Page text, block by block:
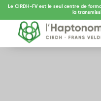
Le CIRDH-FV est le seul centre de
la